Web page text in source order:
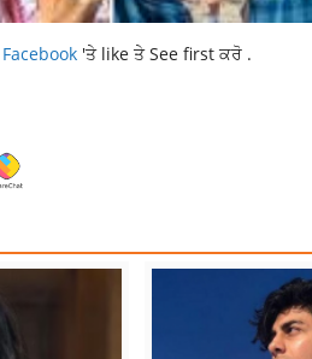
Facebook 'ਤੇ like ਤੇ See first ਕਰੋ .